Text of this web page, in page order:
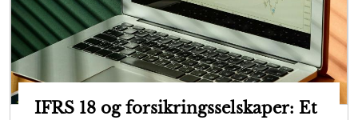
IFRS 18 og forsikringsselskaper: Et